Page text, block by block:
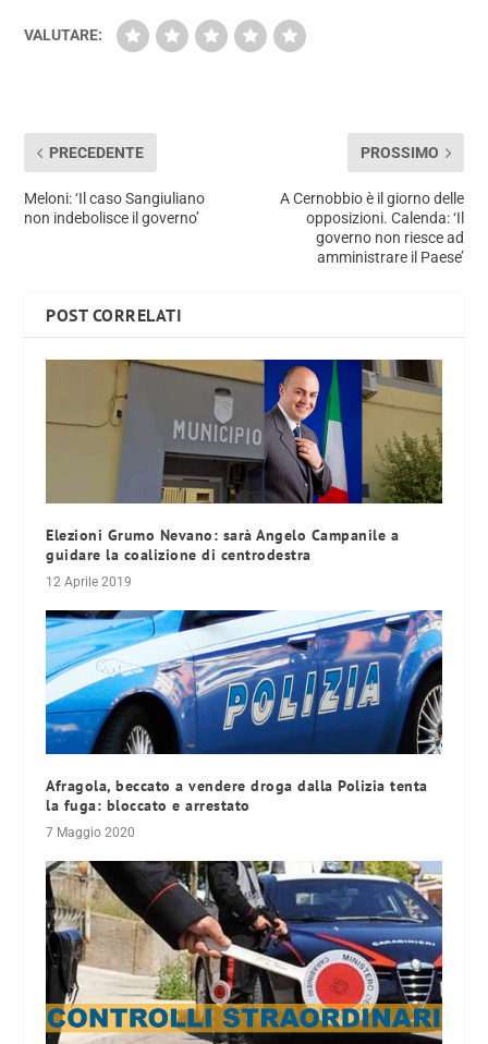
VALUTARE:
PRECEDENTE
Meloni: ‘Il caso Sangiuliano
non indebolisce il governo’
PROSSIMO
A Cernobbio è il giorno delle
opposizioni. Calenda: ‘Il
governo non riesce ad
amministrare il Paese’
POST CORRELATI
Elezioni Grumo Nevano: sarà Angelo Campanile a
guidare la coalizione di centrodestra
12 Aprile 2019
Afragola, beccato a vendere droga dalla Polizia tenta
la fuga: bloccato e arrestato
7 Maggio 2020